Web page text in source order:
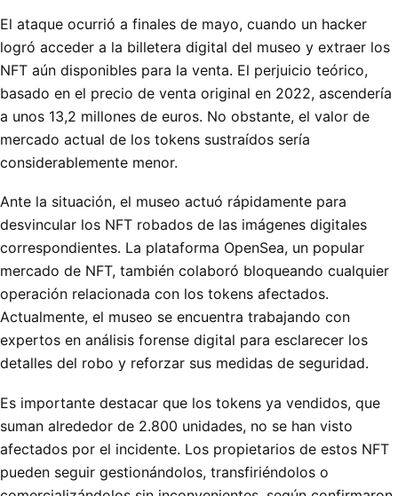
El ataque ocurrió a finales de mayo, cuando un hacker
logró acceder a la billetera digital del museo y extraer los
NFT aún disponibles para la venta. El perjuicio teórico,
basado en el precio de venta original en 2022, ascendería
a unos 13,2 millones de euros. No obstante, el valor de
mercado actual de los tokens sustraídos sería
considerablemente menor.
Ante la situación, el museo actuó rápidamente para
desvincular los NFT robados de las imágenes digitales
correspondientes. La plataforma OpenSea, un popular
mercado de NFT, también colaboró bloqueando cualquier
operación relacionada con los tokens afectados.
Actualmente, el museo se encuentra trabajando con
expertos en análisis forense digital para esclarecer los
detalles del robo y reforzar sus medidas de seguridad.
Es importante destacar que los tokens ya vendidos, que
suman alrededor de 2.800 unidades, no se han visto
afectados por el incidente. Los propietarios de estos NFT
pueden seguir gestionándolos, transfiriéndolos o